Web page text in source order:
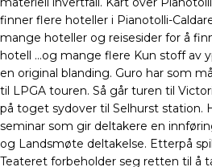
finner flere hoteller i Pianotolli-
mange hoteller og reisesider for å
hotell …og mange flere Kun stoff av
en original blanding. Guro har som
til LPGA touren. Så går turen til
på toget sydover til Selhurst station.
seminar som gir deltakere en
og Landsmøte deltakelse. Etterpå
Teateret forbeholder seg retten til å